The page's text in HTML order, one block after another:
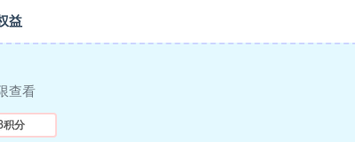
益
查看
积分